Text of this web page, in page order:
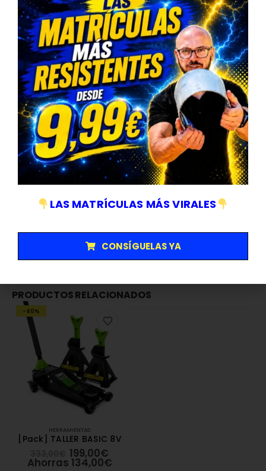
1 Mango corredizo de 1/4″.
2 Barras de extensión de 2″ y 3″.
13 Vasos métricos, medidas: 4, 4.5, 5, 5.5, 6, 7, 8, 9, 10, 11,
12, 13 y 14mm.
8 Vasos largos de 1/4″, medidas: 6, 7, 8, 9, 10, 11, 12, 13mm.
5 Vasos Torx de 1/4″, medidas: E4, E5, E6, E7 y E8.
17 Cabezales (8 mm):
HEX: 7, 8, 10, 12, 14 mm.
SL: 8, 10, 12 mm.
PH: #3, #4.
PZ: #3, #4.
TX: 40, 45, 50, 55, 60 mm.
3 Llaves Allen: 1.5, 2, 2.5mm.
TRUSTED SHOPS REVIEWS
PRODUCTOS RELACIONADOS
-40%
HERRAMIENTAS
[Pack] TALLER BASIC 8V
199,00€
Ahorras 134,00€
LAS MATRÍCULAS MÁS VIRALES
CONSÍGUELAS YA